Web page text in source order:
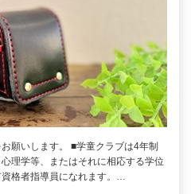
願いします。 ■学童クラブは4年制
理学等、またはそれに相応する学位
資格者指導員になれます。…